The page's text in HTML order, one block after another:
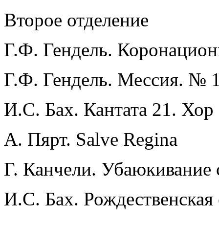
Второе отделение
Г.Ф. Гендель.
Г.Ф. Гендель. Мессия. №
И.С. Бах. Кантата 21. Хор
А. Пярт. Salve Regina
Г. Канчели. Убаюкивание
И.С. Бах.